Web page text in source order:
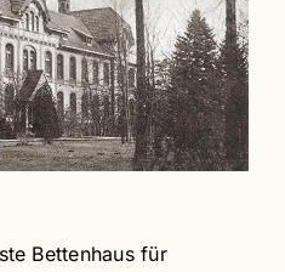
Bettenhaus für